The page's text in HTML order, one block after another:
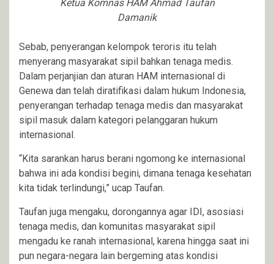
Ketua Komnas HAM Ahmad Taufan
Damanik
Sebab, penyerangan kelompok teroris itu telah
menyerang masyarakat sipil bahkan tenaga medis.
Dalam perjanjian dan aturan HAM internasional di
Genewa dan telah diratifikasi dalam hukum Indonesia,
penyerangan terhadap tenaga medis dan masyarakat
sipil masuk dalam kategori pelanggaran hukum
internasional.
“Kita sarankan harus berani ngomong ke internasional
bahwa ini ada kondisi begini, dimana tenaga kesehatan
kita tidak terlindungi,” ucap Taufan.
Taufan juga mengaku, dorongannya agar IDI, asosiasi
tenaga medis, dan komunitas masyarakat sipil
mengadu ke ranah internasional, karena hingga saat ini
pun negara-negara lain bergeming atas kondisi